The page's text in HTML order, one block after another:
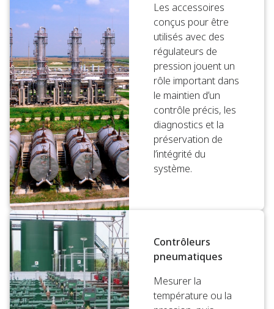
Les accessoires
conçus pour être
utilisés avec des
régulateurs de
pression jouent un
rôle important dans
le maintien d’un
contrôle précis, les
diagnostics et la
préservation de
l’intégrité du
système.
Contrôleurs
pneumatiques
Mesurer la
température ou la